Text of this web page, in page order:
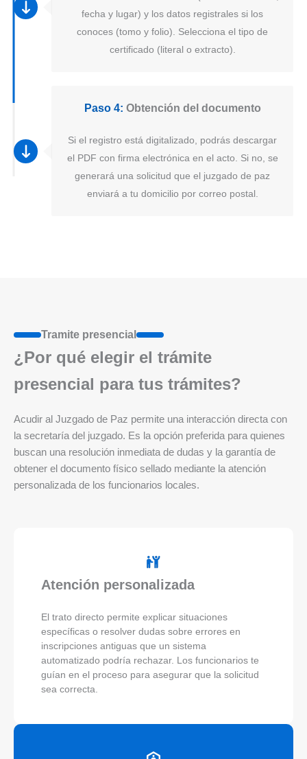
fecha y lugar) y los datos registrales si los
conoces (tomo y folio). Selecciona el tipo de
certificado (literal o extracto).
Paso 4: Obtención del documento
Si el registro está digitalizado, podrás descargar
el PDF con firma electrónica en el acto. Si no, se
generará una solicitud que el juzgado de paz
enviará a tu domicilio por correo postal.
Tramite presencial
¿Por qué elegir el trámite
presencial para tus trámites?
Acudir al Juzgado de Paz permite una interacción directa con
la secretaría del juzgado. Es la opción preferida para quienes
buscan una resolución inmediata de dudas y la garantía de
obtener el documento físico sellado mediante la atención
personalizada de los funcionarios locales.
Atención personalizada
El trato directo permite explicar situaciones
específicas o resolver dudas sobre errores en
inscripciones antiguas que un sistema
automatizado podría rechazar. Los funcionarios te
guían en el proceso para asegurar que la solicitud
sea correcta.